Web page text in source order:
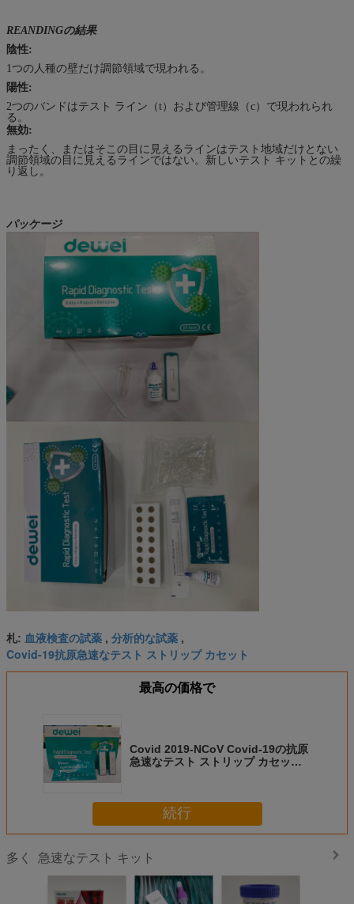
REANDINGの結果
陰性:
1つの人種の壁だけ調節領域で現われる。
陽性:
2つのバンドはテスト ライン（t）および管理線（c）で現われられ
る。
無効:
まったく、またはそこの目に見えるラインはテスト地域だけとない
調節領域の目に見えるラインではない。新しいテスト キットとの繰
り返し。
パッケージ
札: 血液検査の試薬 , 分析的な試薬 ,
Covid-19抗原急速なテスト ストリップ カセット
最高の価格で
Covid 2019-NCoV Covid-19の抗原
急速なテスト ストリップ カセット
続行
多く 急速なテスト キット